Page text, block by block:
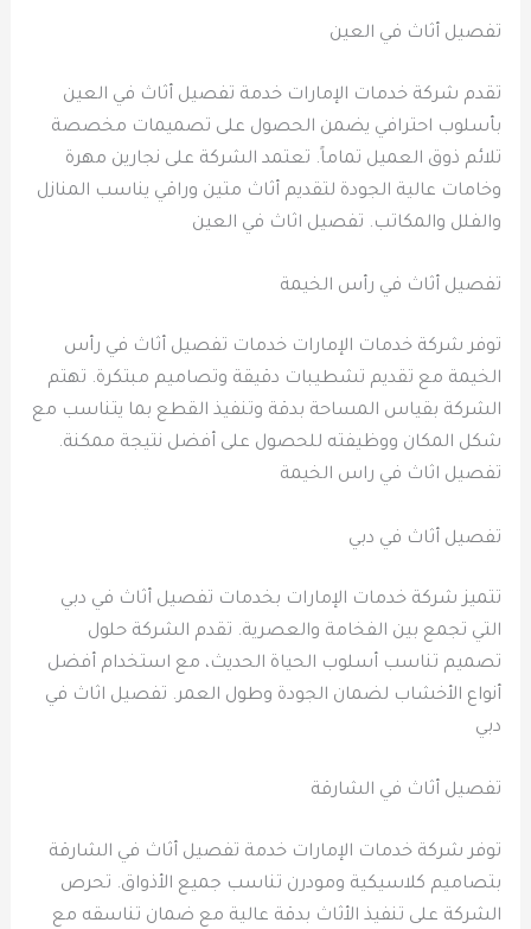
تفصيل أثاث في العين
تقدم شركة خدمات الإمارات خدمة تفصيل أثاث في العين
بأسلوب احترافي يضمن الحصول على تصميمات مخصصة
تلائم ذوق العميل تماماً. تعتمد الشركة على نجارين مهرة
وخامات عالية الجودة لتقديم أثاث متين وراقي يناسب المنازل
والفلل والمكاتب. تفصيل اثاث في العين
تفصيل أثاث في رأس الخيمة
توفر شركة خدمات الإمارات خدمات تفصيل أثاث في رأس
الخيمة مع تقديم تشطيبات دقيقة وتصاميم مبتكرة. تهتم
الشركة بقياس المساحة بدقة وتنفيذ القطع بما يتناسب مع
شكل المكان ووظيفته للحصول على أفضل نتيجة ممكنة.
تفصيل اثاث في راس الخيمة
تفصيل أثاث في دبي
تتميز شركة خدمات الإمارات بخدمات تفصيل أثاث في دبي
التي تجمع بين الفخامة والعصرية. تقدم الشركة حلول
تصميم تناسب أسلوب الحياة الحديث، مع استخدام أفضل
أنواع الأخشاب لضمان الجودة وطول العمر. تفصيل اثاث في
دبي
تفصيل أثاث في الشارقة
توفر شركة خدمات الإمارات خدمة تفصيل أثاث في الشارقة
بتصاميم كلاسيكية ومودرن تناسب جميع الأذواق. تحرص
الشركة على تنفيذ الأثاث بدقة عالية مع ضمان تناسقه مع